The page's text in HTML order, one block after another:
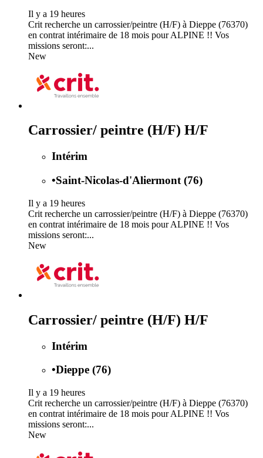
Il y a 19 heures
Crit recherche un carrossier/peintre (H/F) à Dieppe (76370)
en contrat intérimaire de 18 mois pour ALPINE !! Vos
missions seront:...
New
Carrossier/ peintre (H/F) H/F
Intérim
•Saint-Nicolas-d'Aliermont (76)
Il y a 19 heures
Crit recherche un carrossier/peintre (H/F) à Dieppe (76370)
en contrat intérimaire de 18 mois pour ALPINE !! Vos
missions seront:...
New
Carrossier/ peintre (H/F) H/F
Intérim
•Dieppe (76)
Il y a 19 heures
Crit recherche un carrossier/peintre (H/F) à Dieppe (76370)
en contrat intérimaire de 18 mois pour ALPINE !! Vos
missions seront:...
New